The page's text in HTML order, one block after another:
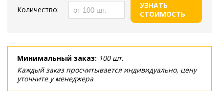
Количество:
УЗНАТЬ
СТОИМОСТЬ
Минимальный заказ: 100 шт.
Каждый заказ просчитывается индивидуально, цену
уточните у менеджера